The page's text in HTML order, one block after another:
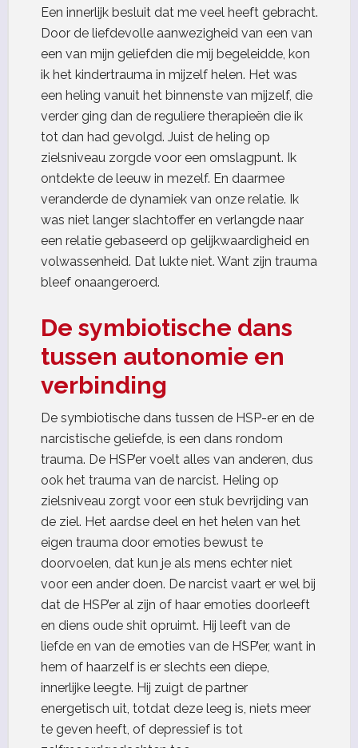
Een innerlijk besluit dat me veel heeft gebracht.
Door de liefdevolle aanwezigheid van een van
een van mijn geliefden die mij begeleidde, kon
ik het kindertrauma in mijzelf helen. Het was
een heling vanuit het binnenste van mijzelf, die
verder ging dan de reguliere therapieën die ik
tot dan had gevolgd. Juist de heling op
zielsniveau zorgde voor een omslagpunt. Ik
ontdekte de leeuw in mezelf. En daarmee
veranderde de dynamiek van onze relatie. Ik
was niet langer slachtoffer en verlangde naar
een relatie gebaseerd op gelijkwaardigheid en
volwassenheid. Dat lukte niet. Want zijn trauma
bleef onaangeroerd.
De symbiotische dans
tussen autonomie en
verbinding
De symbiotische dans tussen de HSP-er en de
narcistische geliefde, is een dans rondom
trauma. De HSP’er voelt alles van anderen, dus
ook het trauma van de narcist. Heling op
zielsniveau zorgt voor een stuk bevrijding van
de ziel. Het aardse deel en het helen van het
eigen trauma door emoties bewust te
doorvoelen, dat kun je als mens echter niet
voor een ander doen. De narcist vaart er wel bij
dat de HSP’er al zijn of haar emoties doorleeft
en diens oude shit opruimt. Hij leeft van de
liefde en van de emoties van de HSP’er, want in
hem of haarzelf is er slechts een diepe,
innerlijke leegte. Hij zuigt de partner
energetisch uit, totdat deze leeg is, niets meer
te geven heeft, of depressief is tot